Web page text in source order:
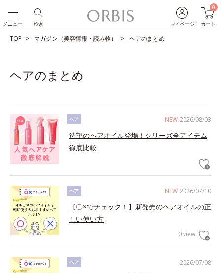
マイページ
0
カート
検索
メニュー
TOP マガジン（美容情報・読み物） ヘアのまとめ
ヘアのまとめ
NEW 2026/08/03
ヘア
待望のヘアオイル登場！シリーズ全アイテム
徹底比較
NEW 2026/07/10
ヘア
【〇×でチェック！】新発売のヘアオイルの正
しい使い方
0 view
2026/07/08
ヘア